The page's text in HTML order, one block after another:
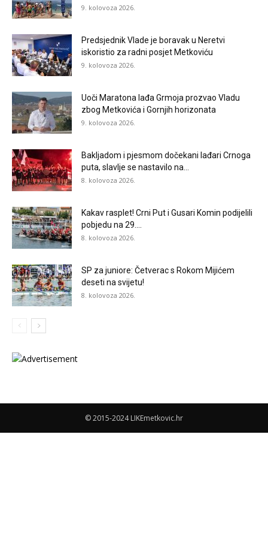
9. kolovoza 2026.
Predsjednik Vlade je boravak u Neretvi
iskoristio za radni posjet Metkoviću
9. kolovoza 2026.
Uoči Maratona lađa Grmoja prozvao Vladu
zbog Metkovića i Gornjih horizonata
9. kolovoza 2026.
Bakljadom i pjesmom dočekani lađari Crnoga
puta, slavlje se nastavilo na...
8. kolovoza 2026.
Kakav rasplet! Crni Put i Gusari Komin podijelili
pobjedu na 29....
8. kolovoza 2026.
SP za juniore: Četverac s Rokom Mijićem
deseti na svijetu!
8. kolovoza 2026.
© 2015-2024 LIKEmetkovic.hr